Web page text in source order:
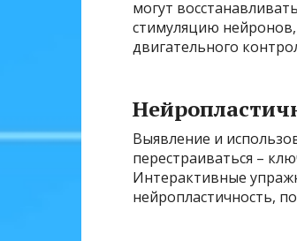
могут
стимуляцию нейронов,
двигательного
Выявление и
перестраиваться –
Интерактивные
нейропластичность,